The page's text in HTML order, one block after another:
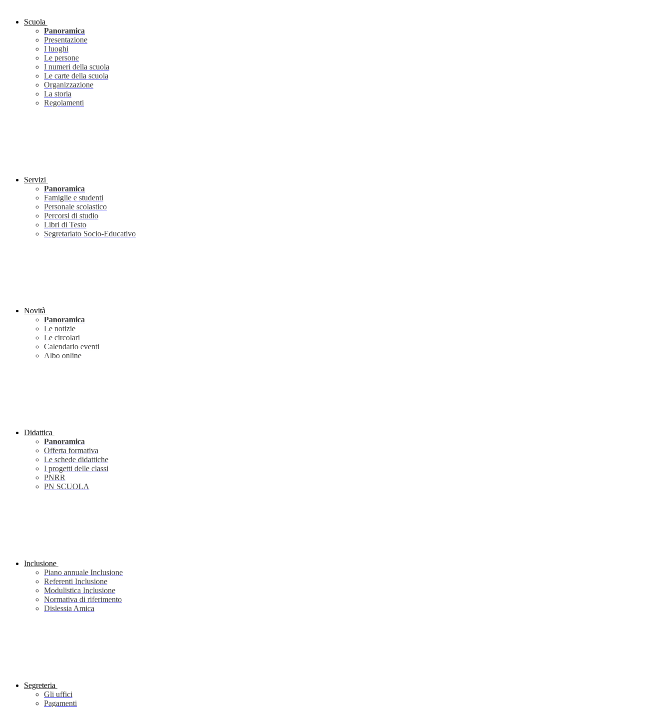
Scuola
Panoramica
Presentazione
I luoghi
Le persone
I numeri della scuola
Le carte della scuola
Organizzazione
La storia
Regolamenti
Servizi
Panoramica
Famiglie e studenti
Personale scolastico
Percorsi di studio
Libri di Testo
Segretariato Socio-Educativo
Novità
Panoramica
Le notizie
Le circolari
Calendario eventi
Albo online
Didattica
Panoramica
Offerta formativa
Le schede didattiche
I progetti delle classi
PNRR
PN SCUOLA
Inclusione
Piano annuale Inclusione
Referenti Inclusione
Modulistica Inclusione
Normativa di riferimento
Dislessia Amica
Segreteria
Gli uffici
Pagamenti